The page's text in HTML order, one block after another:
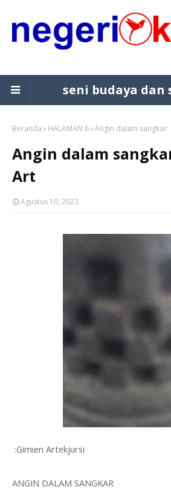
seni budaya dan
Beranda HALAMAN 6 Angin dalam sangkar:
Angin dalam
Art
Agustus 10, 2023
:Gimien Artekjursi
ANGIN DALAM SANGKAR